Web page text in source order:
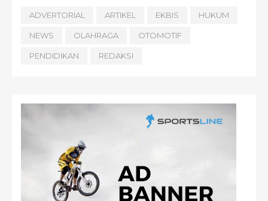
ADVERTORIAL ARTIKEL EKBIS HUKUM
NEWS OLAHRAGA OTOMOTIF
PENDIDIKAN REDAKSI